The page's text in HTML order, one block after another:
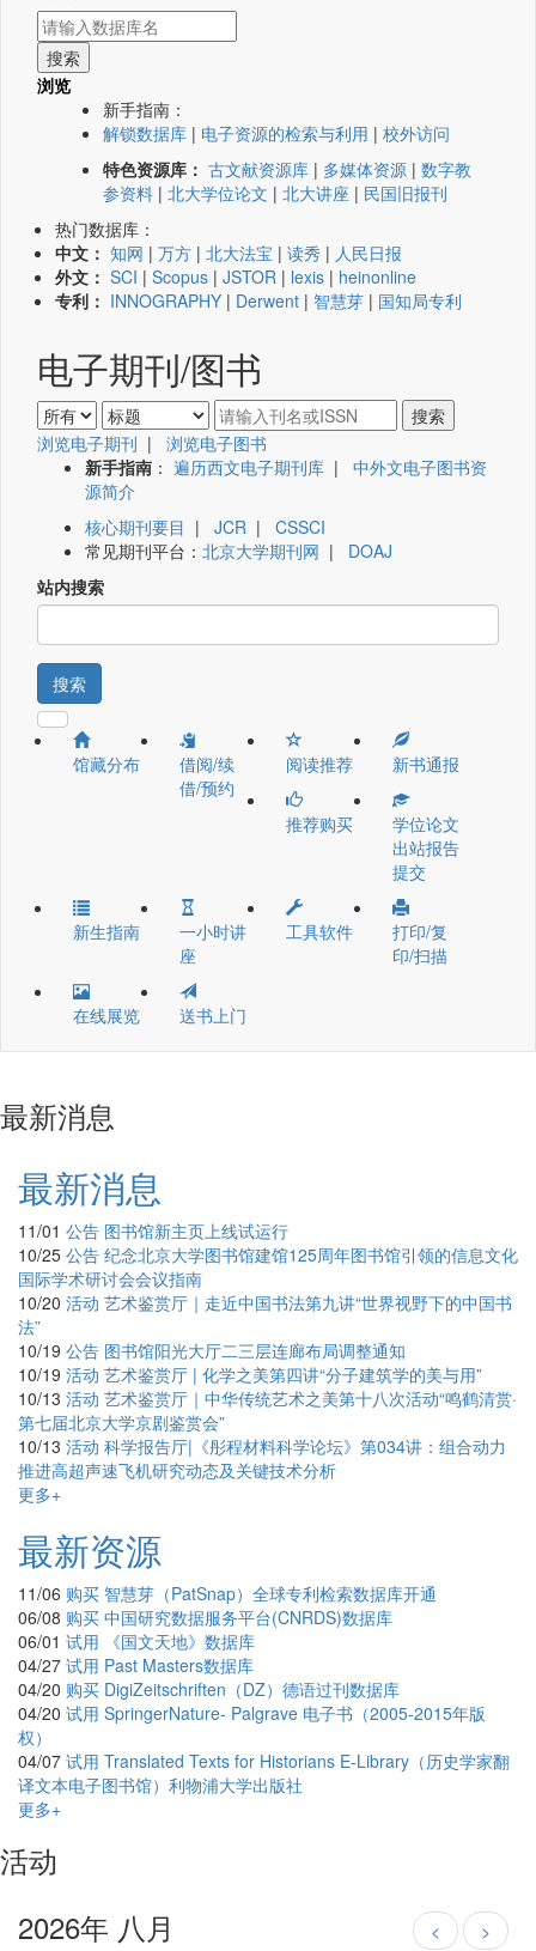
浏览
新手指南：
解锁数据库 | 电子资源的检索与利用 | 校外访问
特色资源库： 古文献资源库 | 多媒体资源 | 数字教
参资料 | 北大学位论文 | 北大讲座 | 民国旧报刊
热门数据库：
中文： 知网 | 万方 | 北大法宝 | 读秀 | 人民日报
外文： SCI | Scopus | JSTOR | lexis | heinonline
专利： INNOGRAPHY | Derwent | 智慧芽 | 国知局专利
电子期刊/图书
浏览电子期刊 | 浏览电子图书
新手指南 ： 遍历西文电子期刊库 | 中外文电子图书资
源简介
核心期刊要目 | JCR | CSSCI
常见期刊平台： 北京大学期刊网 | DOAJ
站内搜索
搜索
馆藏分布
借阅/续
借/预约
阅读推荐 新书通报
推荐购买
学位论文
出站报告
提交
新生指南
一小时讲
座
工具软件
打印/复
印/扫描
在线展览 送书上门
最新消息
最新消息
11/01 公告 图书馆新主页上线试运行
10/25 公告 纪念北京大学图书馆建馆125周年图书馆引领的信息文化
国际学术研讨会会议指南
10/20 活动 艺术鉴赏厅｜走近中国书法第九讲“世界视野下的中国书
法”
10/19 公告 图书馆阳光大厅二三层连廊布局调整通知
10/19 活动 艺术鉴赏厅 | 化学之美第四讲“分子建筑学的美与用”
10/13 活动 艺术鉴赏厅｜中华传统艺术之美第十八次活动“鸣鹤清赏·
第七届北京大学京剧鉴赏会”
10/13 活动 科学报告厅|《彤程材料科学论坛》第034讲：组合动力
推进高超声速飞机研究动态及关键技术分析
更多+
最新资源
11/06 购买 智慧芽（PatSnap）全球专利检索数据库开通
06/08 购买 中国研究数据服务平台(CNRDS)数据库
06/01 试用
《国文天地》数据库
04/27 试用 Past Masters数据库
04/20 购买 DigiZeitschriften（DZ）德语过刊数据库
04/20 试用 SpringerNature- Palgrave 电子书（2005-2015年版
权）
04/07 试用 Translated Texts for Historians E-Library（历史学家翻
译文本电子图书馆）利物浦大学出版社
更多+
活动
2026年 八月
< >